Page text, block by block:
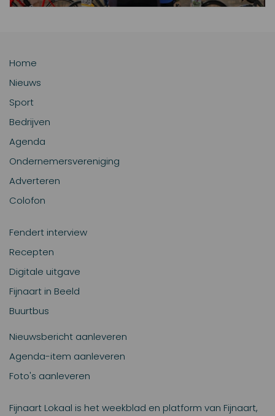
Home
Nieuws
Sport
Bedrijven
Agenda
Ondernemersvereniging
Adverteren
Colofon
Fendert interview
Recepten
Digitale uitgave
Fijnaart in Beeld
Buurtbus
Nieuwsbericht aanleveren
Agenda-item aanleveren
Foto's aanleveren
Fijnaart Lokaal is het weekblad en platform van Fijnaart,